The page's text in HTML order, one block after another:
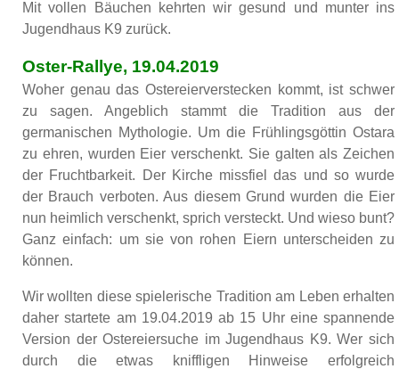
Mit vollen Bäuchen kehrten wir gesund und munter ins
Jugendhaus K9 zurück.
Oster-Rallye, 19.04.2019
Woher genau das Ostereierverstecken kommt, ist schwer
zu sagen. Angeblich stammt die Tradition aus der
germanischen Mythologie. Um die Frühlingsgöttin Ostara
zu ehren, wurden Eier verschenkt. Sie galten als Zeichen
der Fruchtbarkeit. Der Kirche missfiel das und so wurde
der Brauch verboten. Aus diesem Grund wurden die Eier
nun heimlich verschenkt, sprich versteckt. Und wieso bunt?
Ganz einfach: um sie von rohen Eiern unterscheiden zu
können.
Wir wollten diese spielerische Tradition am Leben erhalten
daher startete am 19.04.2019 ab 15 Uhr eine spannende
Version der Ostereiersuche im Jugendhaus K9. Wer sich
durch die etwas kniffligen Hinweise erfolgreich